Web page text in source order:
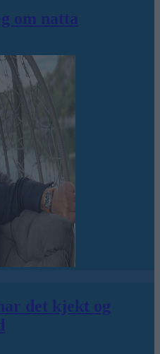
om natta
det kjekt og